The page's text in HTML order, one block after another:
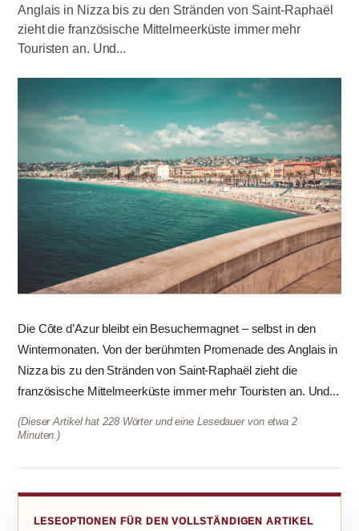
Anglais in Nizza bis zu den Stränden von Saint-Raphaël
zieht die französische Mittelmeerküste immer mehr
Touristen an. Und...
Die Côte d’Azur bleibt ein Besuchermagnet – selbst in den
Wintermonaten. Von der berühmten Promenade des Anglais in
Nizza bis zu den Stränden von Saint-Raphaël zieht die
französische Mittelmeerküste immer mehr Touristen an. Und...
(Dieser Artikel hat 228 Wörter und eine Lesedauer von etwa 2
Minuten.)
LESEOPTIONEN FÜR DEN VOLLSTÄNDIGEN ARTIKEL